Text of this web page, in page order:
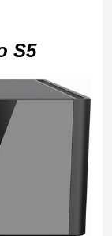
S5